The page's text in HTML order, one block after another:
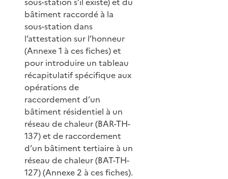
bâtiment raccordé à la
sous-station dans
l’attestation sur l’honneur
(Annexe 1 à ces fiches) et
pour introduire un tableau
récapitulatif spécifique aux
opérations de
raccordement d’un
bâtiment résidentiel à un
réseau de chaleur (BAR-TH-
137) et de raccordement
d’un bâtiment tertiaire à un
réseau de chaleur (BAT-TH-
127) (Annexe 2 à ces fiches).